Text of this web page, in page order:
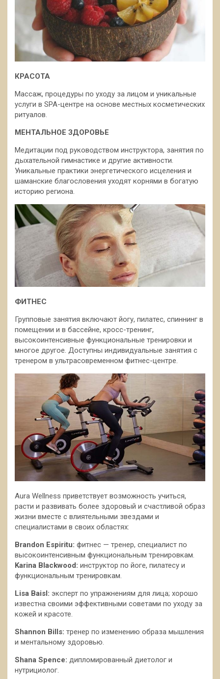
КРАСОТА
Массаж, процедуры по уходу за лицом и уникальные
услуги в SPA-центре на основе местных косметических
ритуалов.
МЕНТАЛЬНОЕ ЗДОРОВЬЕ
Медитации под руководством инструктора, занятия по
дыхательной гимнастике и другие активности.
Уникальные практики энергетического исцеления и
шаманские благословения уходят корнями в богатую
историю региона.
ФИТНЕС
Групповые занятия включают йогу, пилатес, спиннинг в
помещении и в бассейне, кросс-тренинг,
высокоинтенсивные функциональные тренировки и
многое другое. Доступны индивидуальные занятия с
тренером в ультрасовременном фитнес-центре.
Aura Wellness приветствует возможность учиться,
расти и развивать более здоровый и счастливой образ
жизни вместе с влиятельными звездами и
специалистами в своих областях:
Brandon Espiritu: фитнеc — тренер, специалист по
высокоинтенсивным функциональным тренировкам.
Karina Blackwood: инструктор по йоге, пилатесу и
функциональным тренировкам.
Lisa Baisl: эксперт по упражнениям для лица; хорошо
известна своими эффективными советами по уходу за
кожей и красоте.
Shannon Bills: тренер по изменению образа мышления
и ментальному здоровью.
Shana Spence: дипломированный диетолог и
нутрициолог.